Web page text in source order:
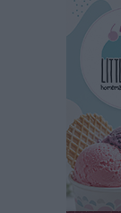
Αθλητικά •
Νέες
και ποιοι όχι
πριν
Στον
Αθλητικά •